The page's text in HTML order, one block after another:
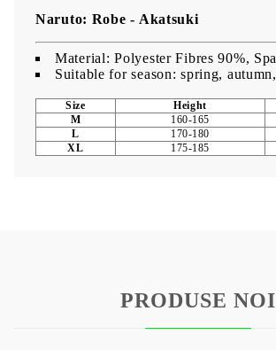
Naruto: Robe - Akatsuki
Material: Polyester Fibres 90%,
Suitable for season: spring,
Size Height
M
160-165
L
170-180
XL
175-185
PRODUSE NOI